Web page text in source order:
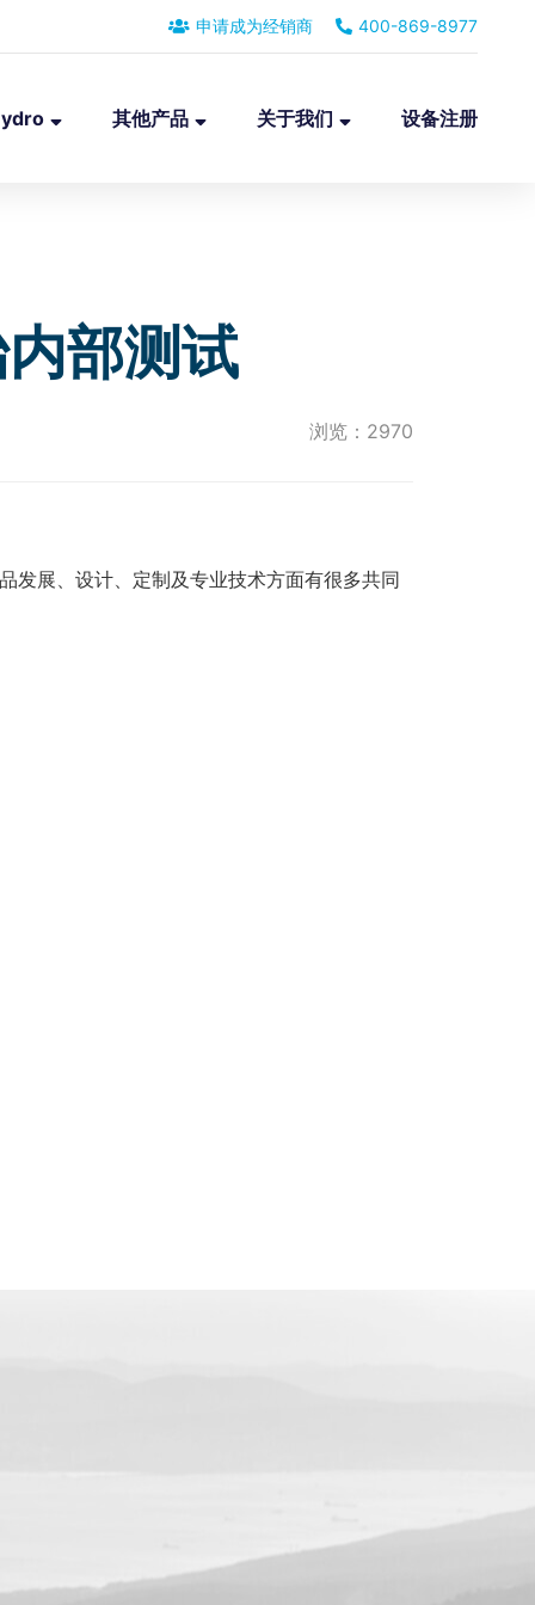
申请成为经销商 400-869-8977
其他产品 关于我们 设备注册
部测试
浏览：2970
发展、设计、定制及专业技术方面有很多共同